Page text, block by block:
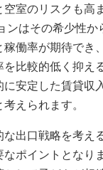
室のリスクも高
ンはその希少性
働率が期待でき
比較的低く抑え
安定した賃貸収
えられます。
出口戦略を考え
なポイントとなり